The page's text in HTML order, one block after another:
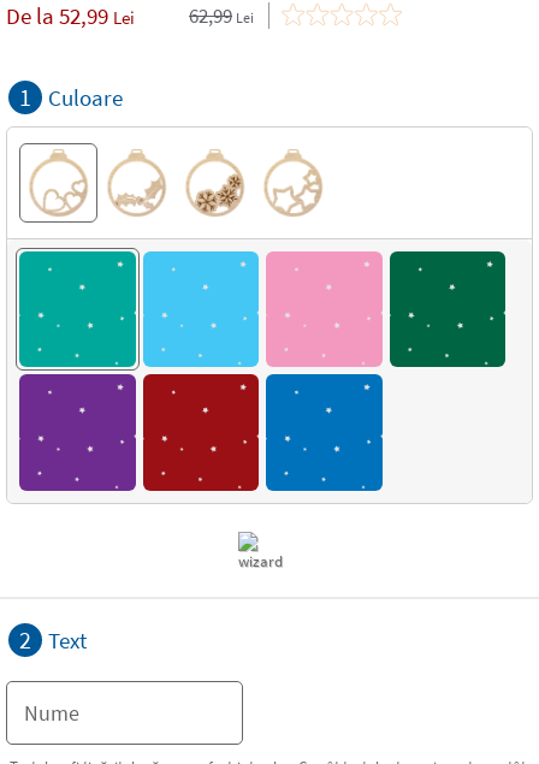
De la 52,99 Lei 62,99 Lei
1 Culoare
2 Text